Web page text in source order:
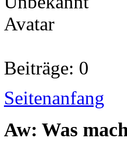
Beiträge: 0
Seitenanfang
Aw: Was